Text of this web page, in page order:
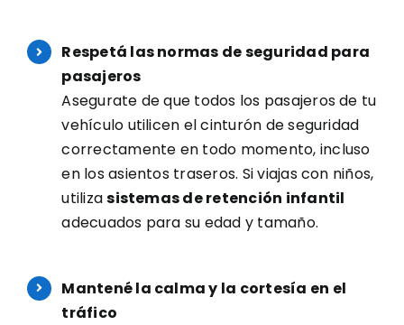
Respetá las normas de seguridad para
pasajeros
Asegurate de que todos los pasajeros de tu
vehículo utilicen el cinturón de seguridad
correctamente en todo momento, incluso
en los asientos traseros. Si viajas con niños,
utilizasistemas de retención infantil
adecuados para su edad y tamaño.
Mantené la calma y la cortesía en el
tráfico